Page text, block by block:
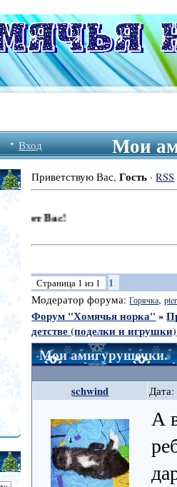
Вход Мои
Приветствую Вас,Гость ·RSS
Страница 1 из 1 1
Модератор форума:Горячка,
Форум "Хомячья норка" »
детстве (поделки и игрушки)
Мои амигурушечки.
schwind
А